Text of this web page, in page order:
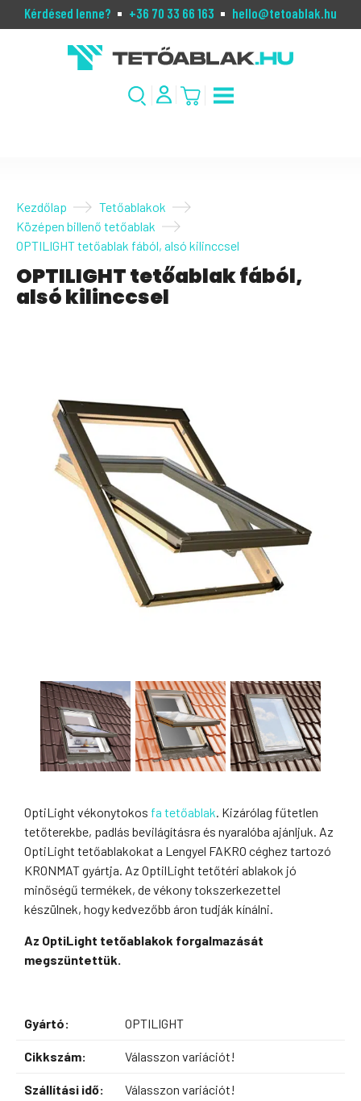
Kérdésed lenne? +36 70 33 66 163 hello@tetoablak.hu
Kezdőlap
Tetőablakok
Középen billenő tetőablak
OPTILIGHT tetőablak fából, alsó kilinccsel
OPTILIGHT tetőablak fából,
alsó kilinccsel
OptiLight vékonytokos fa tetőablak . Kizárólag fűtetlen
tetőterekbe, padlás bevilágításra és nyaralóba ajánljuk. Az
OptiLight tetőablakokat a Lengyel FAKRO céghez tartozó
KRONMAT gyártja. Az OptilLight tetőtéri ablakok jó
minőségű termékek, de vékony tokszerkezettel
készülnek, hogy kedvezőbb áron tudják kínálni.
Az OptiLight tetőablakok forgalmazását
megszüntettük.
Gyártó: OPTILIGHT
Cikkszám: Válasszon variációt!
Szállítási idő: Válasszon variációt!